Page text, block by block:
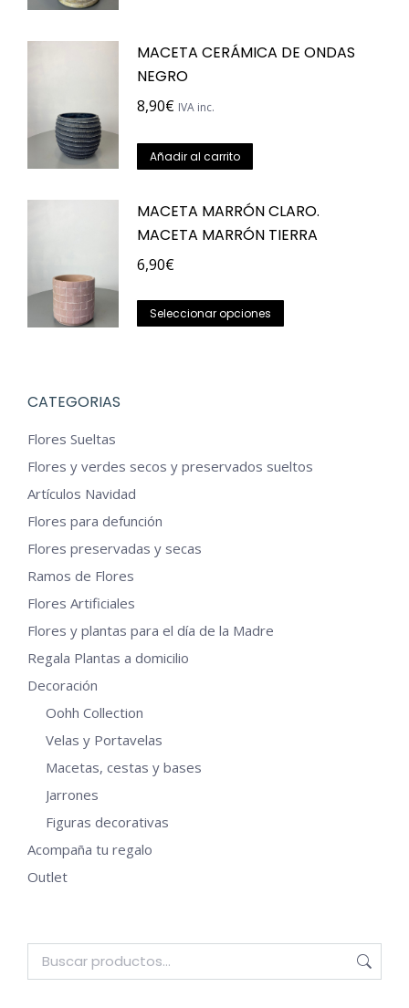
MACETA CERÁMICA DE ONDAS
NEGRO
8,90€ IVA inc.
Añadir al carrito
MACETA MARRÓN CLARO.
MACETA MARRÓN TIERRA
6,90€
Seleccionar opciones
opciones
CATEGORIAS
Flores Sueltas
Flores y verdes secos y preservados sueltos
Artículos Navidad
Flores para defunción
Flores preservadas y secas
Ramos de Flores
Flores Artificiales
Flores y plantas para el día de la Madre
Regala Plantas a domicilio
Decoración
Oohh Collection
Velas y Portavelas
Macetas, cestas y bases
Jarrones
Figuras decorativas
Acompaña tu regalo
Outlet